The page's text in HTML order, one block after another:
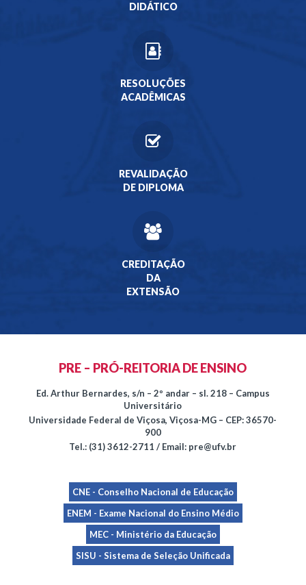
DIDÁTICO
RESOLUÇÕES
ACADÊMICAS
REVALIDAÇÃO
DE DIPLOMA
CREDITAÇÃO
DA
EXTENSÃO
PRE – PRÓ-REITORIA DE ENSINO
Ed. Arthur Bernardes, s/n – 2º andar – sl. 218 – Campus
Universitário
Universidade Federal de Viçosa, Viçosa-MG – CEP: 36570-
900
Tel.: (31) 3612-2711 / Email: pre@ufv.br
CNE - Conselho Nacional de Educação
ENEM - Exame Nacional do Ensino Médio
MEC - Ministério da Educação
SISU - Sistema de Seleção Unificada